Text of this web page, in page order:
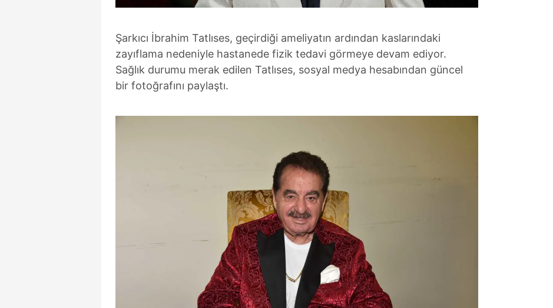
Şarkıcı İbrahim Tatlıses, geçirdiği ameliyatın ardından kaslarındaki
zayıflama nedeniyle hastanede fizik tedavi görmeye devam ediyor.
Sağlık durumu merak edilen Tatlıses, sosyal medya hesabından güncel
bir fotoğrafını paylaştı.